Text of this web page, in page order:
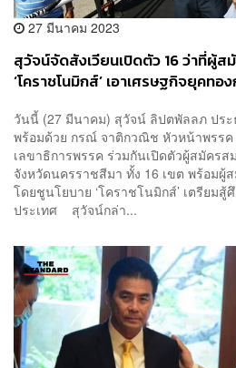
27 มีนาคม 2023
สุวัจน์จัดสังเวียนเปิดตัว 16 ว่าที่ผู้ส
‘โคราชโนมิกส์’ เอาเศรษฐกิจยุคทอ
วันนี้ (27 มีนาคม) สุวัจน์ ลิปตพัลลภ ปร
พร้อมด้วย กรณ์ จาติกวณิช หัวหน้าพรร
เลขาธิการพรรค ร่วมกันเปิดตัวผู้สมัคร
จังหวัดนครราชสีมา ทั้ง 16 เขต พร้อม
โดยชูนโยบาย ‘โคราชโนมิกส์’ เตรียมสู้
ประเทศ สุวัจน์กล่า...